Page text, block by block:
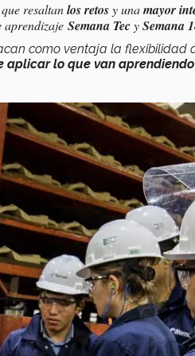
resaltanlos retosy unamayor
aprendizaje Semana TecySemana
como ventaja la flexibilidad
aplicar lo que van aprendiendo